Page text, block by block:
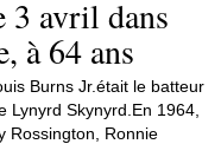
3 avril dans
à 64 ans
Burns Jr.était le batteur
Lynyrd Skynyrd.En 1964,
Rossington, Ronnie